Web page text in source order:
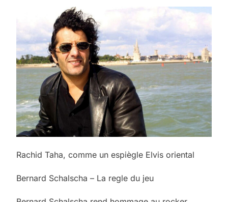
Rachid Taha, comme un espiègle Elvis oriental
Bernard Schalscha – La regle du jeu